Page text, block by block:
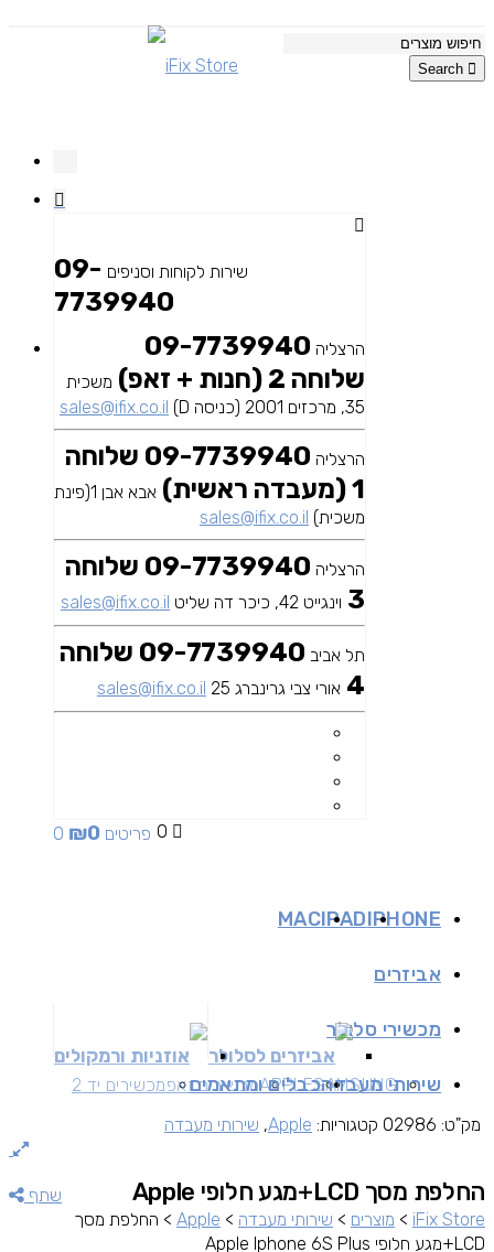
Search
שירות לקוחות וסניפים 09-
7739940
הרצליה 09-7739940
שלוחה 2 (חנות + זאפ)
משכית
35, מרכזים 2001 (כניסה D)
sales@ifix.co.il
הרצליה
09-7739940 שלוחה
1 (מעבדה ראשית)
אבא אבן 1(פינת
משכית) sales@ifix.co.il
הרצליה
09-7739940 שלוחה
3 וינגייט 42, כיכר דה שליט sales@ifix.co.il
תל אביב
09-7739940 שלוחה
4 אורי צבי גרינברג 25 sales@ifix.co.il
0 0 פריטים ₪0
IPHONE
IPAD
MAC
אביזרים
אביזרים לסלולר אוזניות ורמקולים
מכשירי סלולר
SAMSUNG
APPLEמכשירים זאפמכשירים יד 2 שירותי מעבדהכבלים ומתאמים
שתף
iFix Store
> מוצרים > שירותי מעבדה >
Apple
> החלפת מסך
LCD+מגע חלופי Apple Iphone 6S Plus
החלפת מסך LCD+מגע חלופי Apple
מק"ט: 02986 קטגוריות: Apple
, שירותי מעבדה